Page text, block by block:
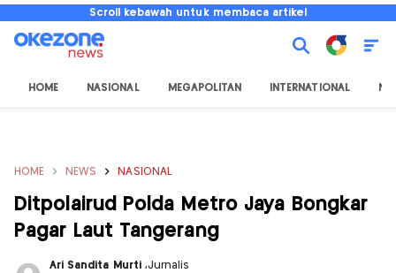
Scroll kebawah untuk membaca artikel
HOME NASIONAL MEGAPOLITAN INTERNATIONAL
HOME NEWS NASIONAL
Ditpolairud Polda Metro Jaya Bongkar
Pagar Laut Tangerang
Ari Sandita Murti ,Jurnalis